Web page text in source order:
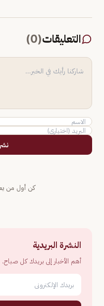
التعليقات(
0
)
كن أول من
النشرة البريدية
أهم الأخبار إلى بريدك كل صباح.